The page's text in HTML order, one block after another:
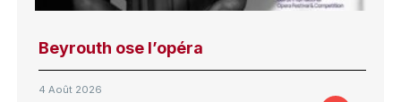
Beyrouth ose l’opéra
4 Août 2026